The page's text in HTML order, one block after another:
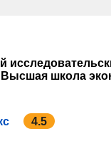
школа
4.5